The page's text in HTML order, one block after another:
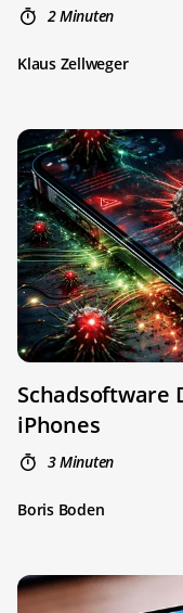
2 Minuten
Klaus Zellweger
Schadsoftware
iPhones
3 Minuten
Boris Boden